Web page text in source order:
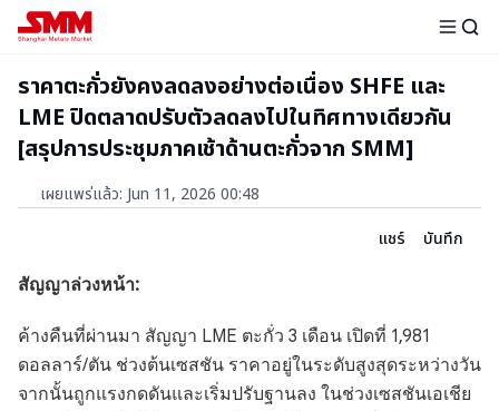
ราคาตะกั่วยังคงลดลงอย่างต่อเนื่อง SHFE และ
LME ปิดตลาดปรับตัวลดลงไปในทิศทางเดียวกัน
[สรุปการประชุมภาคเช้าด้านตะกั่วจาก SMM]
เผยแพร่แล้ว: Jun 11, 2026 00:48
แชร์
บันทึก
สัญญาล่วงหน้า:
ค้างคืนที่ผ่านมา สัญญา LME ตะกั่ว 3 เดือน เปิดที่ 1,981
ดอลลาร์/ตัน ช่วงต้นเซสชัน ราคาอยู่ในระดับสูงสุดระหว่างวัน
จากนั้นถูกแรงกดดันและเริ่มปรับฐานลง ในช่วงเซสชันเอเชีย